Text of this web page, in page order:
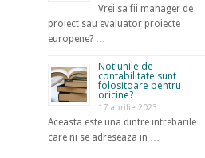
Vrei sa fii manager de
proiect sau evaluator proiecte
europene? …
Notiunile de
contabilitate sunt
folositoare pentru
oricine?
17 aprilie 2023
Aceasta este una dintre intrebarile
care ni se adreseaza in …